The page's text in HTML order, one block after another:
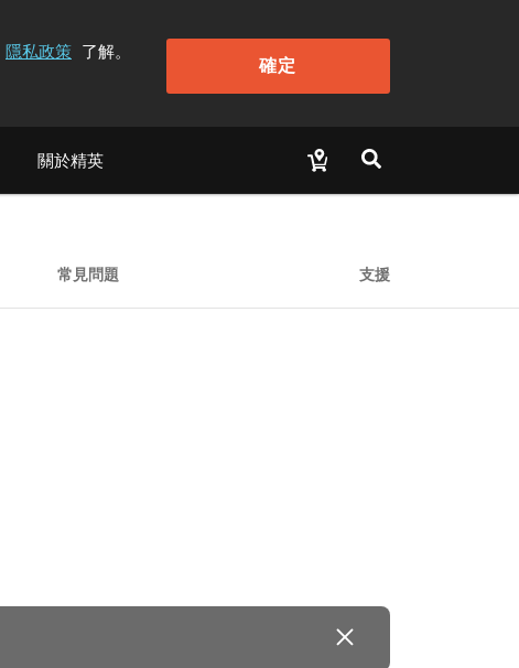
隱私政策 了解。
確定
關於精英
常見問題 支援